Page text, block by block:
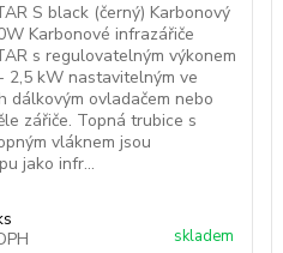
S black (černý) Karbonový
Karbonové infrazářiče
s regulovatelným výkonem
2,5 kW nastavitelným ve
dálkovým ovladačem nebo
zářiče. Topná trubice s
vláknem jsou
jako infr...
skladem